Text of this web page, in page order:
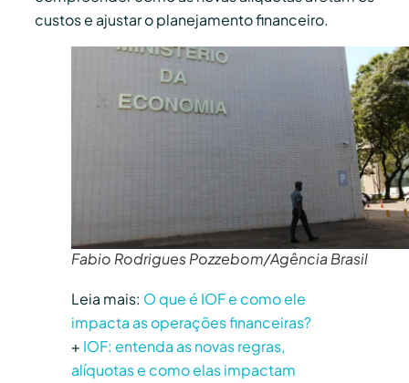
custos e ajustar o planejamento financeiro.
Fabio Rodrigues Pozzebom/Agência Brasil
Leia mais: O que é IOF e como ele
impacta as operações financeiras?
+ IOF: entenda as novas regras,
alíquotas e como elas impactam